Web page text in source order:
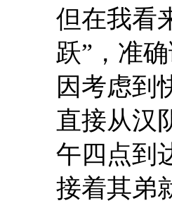
但在我看
跃”，准
因考虑到
直接从汉
午四点到
接着其弟